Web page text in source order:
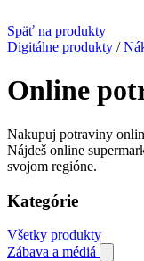
Späť na produkty
Digitálne produkty /
Online
Nakupuj potraviny
Nájdeš online
svojom regióne.
Kategórie
Všetky produkty
Zábava a médiá